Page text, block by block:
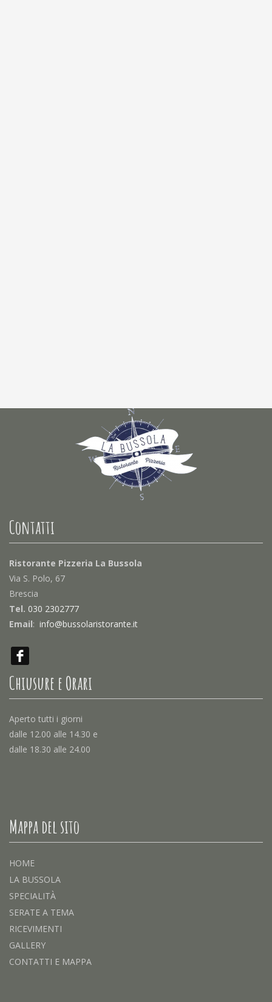
Contatti
Ristorante Pizzeria La Bussola
Via S. Polo, 67
Brescia
Tel. 030 2302777
Email: info@bussolaristorante.it
Chiusure e Orari
Aperto tutti i giorni
dalle 12.00 alle 14.30 e
dalle 18.30 alle 24.00
Mappa del sito
HOME
LA BUSSOLA
SPECIALITÀ
SERATE A TEMA
RICEVIMENTI
GALLERY
CONTATTI E MAPPA